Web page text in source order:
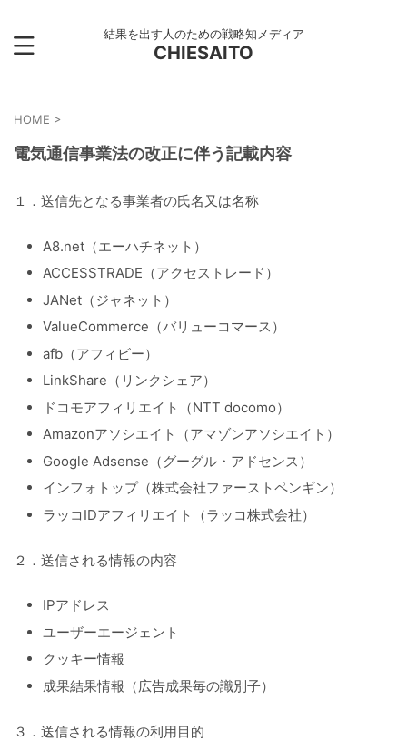
結果を出す人のための戦略知メディア
CHIESAITO
HOME >
電気通信事業法の改正に伴う記載内容
１．送信先となる事業者の氏名又は名称
A8.net（エーハチネット）
ACCESSTRADE（アクセストレード）
JANet（ジャネット）
ValueCommerce（バリューコマース）
afb（アフィビー）
LinkShare（リンクシェア）
ドコモアフィリエイト（NTT docomo）
Amazonアソシエイト（アマゾンアソシエイト）
Google Adsense（グーグル・アドセンス）
インフォトップ（株式会社ファーストペンギン）
ラッコIDアフィリエイト（ラッコ株式会社）
２．送信される情報の内容
IPアドレス
ユーザーエージェント
クッキー情報
成果結果情報（広告成果毎の識別子）
３．送信される情報の利用目的